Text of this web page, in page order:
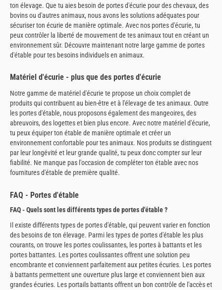
ton élevage. Que tu aies besoin de portes d'écurie pour des chevaux, des
bovins ou d'autres animaux, nous avons les solutions adéquates pour
sécuriser ton écurie de manière optimale. Avec nos portes d'écurie, tu
peux contrôler la liberté de mouvement de tes animaux tout en créant un
environnement sûr. Découvre maintenant notre large gamme de portes
d'étable pour tes besoins individuels en animaux.
Matériel d'écurie - plus que des portes d'écurie
Notre gamme de matériel d'écurie te propose un choix complet de
produits qui contribuent au bien-être et à l'élevage de tes animaux. Outre
les portes d'étable, nous proposons également des mangeoires, des
abreuvoirs, des logettes et bien plus encore. Avec notre matériel d'écurie,
tu peux équiper ton étable de manière optimale et créer un
environnement confortable pour tes animaux. Nos produits se distinguent
par leur longévité et leur grande qualité, tu peux donc compter sur leur
fiabilité. Ne manque pas l'occasion de compléter ton étable avec nos
fournitures d'étable de première qualité.
FAQ - Portes d'étable
FAQ - Quels sont les différents types de portes d'étable ?
Il existe différents types de portes d'étable, qui peuvent varier en fonction
des besoins de ton élevage. Parmi les types de portes d'étable les plus
courants, on trouve les portes coulissantes, les portes à battants et les
portes battantes. Les portes coulissantes offrent une solution peu
encombrante et conviennent parfaitement aux petites écuries. Les portes
à battants permettent une ouverture plus large et conviennent bien aux
grandes écuries. Les portails battants offrent un bon contrôle de l'accès et